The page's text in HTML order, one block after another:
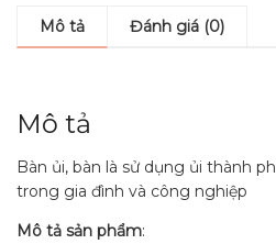
94A
Mô tả Đánh giá (0)
Mô tả
Bàn ủi, bàn là sử dụng ủi thành
trong gia đình và công nghiệp
Mô tả sản phẩm: